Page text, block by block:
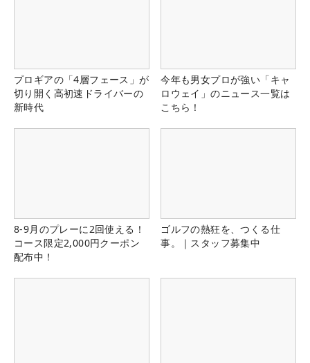
プロギアの「4層フェース」が
切り開く高初速ドライバーの
新時代
今年も男女プロが強い「キャ
ロウェイ」のニュース一覧は
こちら！
8-9月のプレーに2回使える！
コース限定2,000円クーポン
配布中！
ゴルフの熱狂を、つくる仕
事。｜スタッフ募集中